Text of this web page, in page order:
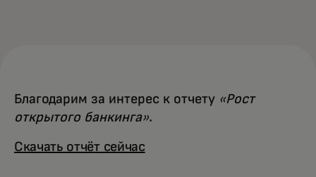
Для всего мира
Благодарим за интерес к отчету «Рост
открытого банкинга»​.
Скачать отчёт сейчас‎